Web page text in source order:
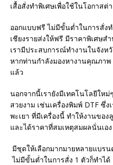
เสื้อสั่งทำพิเศษเพื่อใช้ในโอกาสต่
ออกแบบฟรี ไม่มีขั้นต่ำในการสั่งท
เชียงรายส่งให้ฟรี มีราคาพิเศษส
เรามีประสบการณ์ทำงานในจังห
หากท่านกำลังมองหางานคุณภา
แล้ว
นอกจากนี้เรายังมีเทคโนโลยีให
สวยงาม เช่นเครื่องพิมพ์ DTF ซึ่ง
พะเยา ที่มีเครื่องนี้ ทำให้งานขอ
และได้ราคาที่สมเหตุสมผลนั่นเอง
มีชุดให้เลือกมากมายหลายแบร
ไม่มีขั้นต่ำในการสั่ง 1 ตัวก็ทำได้